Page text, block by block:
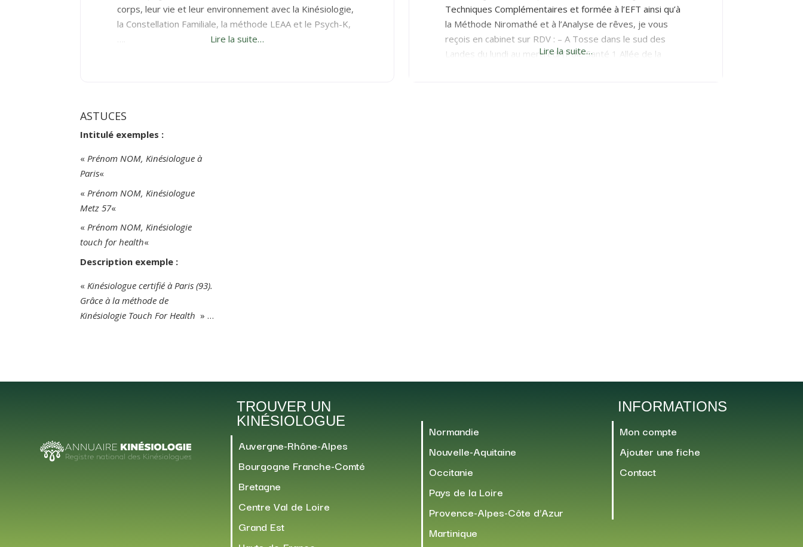
corps, leur vie et leur environnement avec la Kinésiologie,
la Constellation Familiale, la méthode LEAA et le Psych-K,
Lire la suite…
Techniques Complémentaires et formée à l’EFT ainsi qu’à
la Méthode Niromathé et à l’Analyse de rêves, je vous
reçois en cabinet sur RDV : – A Tosse dans le sud des
Landes du lundi au mercredi (Pôle Santé 1 Allée de la
Lire la suite…
ASTUCES
Intitulé exemples :
«Prénom NOM, Kinésiologue à
Paris«
« Prénom NOM, Kinésiologue
Metz 57«
«Prénom NOM, Kinésiologie
touch for health«
Description exemple :
« Kinésiologue certifié à Paris (93).
Grâce à la méthode de
Kinésiologie Touch For Health » …
TROUVER UN
KINÉSIOLOGUE
Auvergne-Rhône-Alpes
Bourgogne Franche-Comté
Bretagne
Centre Val de Loire
Grand Est
Normandie
Nouvelle-Aquitaine
Occitanie
Pays de la Loire
Provence-Alpes-Côte d’Azur
Martinique
INFORMATIONS
Mon compte
Ajouter une fiche
Contact